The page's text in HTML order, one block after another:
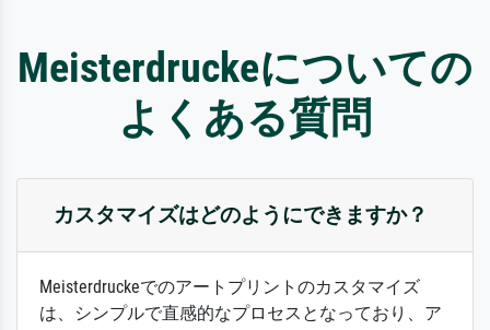
Meisterdruckeについての
よくある質問
カスタマイズはどのようにできますか？
Meisterdruckeでのアートプリントのカスタマイズ
は、シンプルで直感的なプロセスとなっており、ア